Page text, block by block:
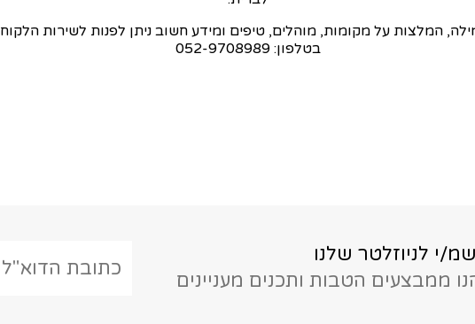
המלצות על מקומות, מוהלים, טיפים ומידע חשוב ניתן לפנות לשירות
בטלפון: 052-9708989
י לניוזלטר שלנו
ממבצעים הטבות ותכנים מעניינים